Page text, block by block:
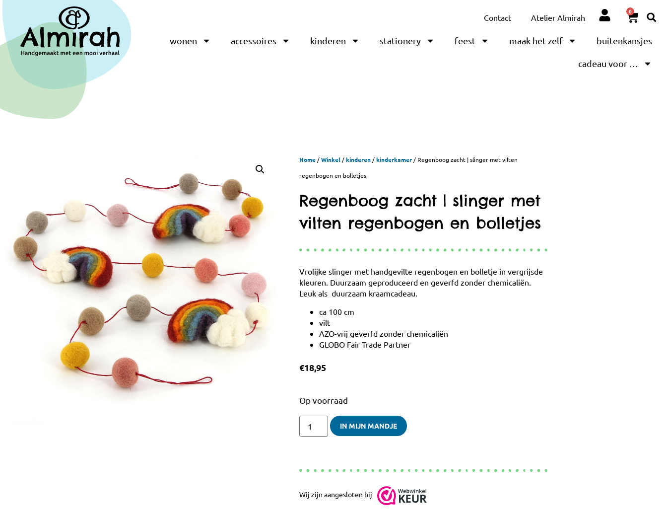
Contact Atelier Almirah
0
wonen accessoires kinderen stationery feest maak het zelf buitenkansjes
cadeau voor …
Home/Winkel/kinderen/kinderkamer/ Regenboog zacht | slinger met vilten
regenbogen en bolletjes
Regenboog zacht | slinger met
vilten regenbogen en bolletjes
Vrolijke slinger met handgevilte regenbogen en bolletje in vergrijsde
kleuren. Duurzaam geproduceerd en geverfd zonder chemicaliën.
Leuk als duurzaam kraamcadeau.
ca 100 cm
vilt
AZO-vrij geverfd zonder chemicaliën
GLOBO Fair Trade Partner
€18,95
Op voorraad
IN MIJN MANDJE
Wij zijn aangesloten bij